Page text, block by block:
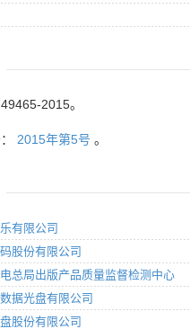
2015。
2015年第5号 。
有限公司
股份有限公司
总局出版产品质量监督检测中心
据光盘有限公司
股份有限公司